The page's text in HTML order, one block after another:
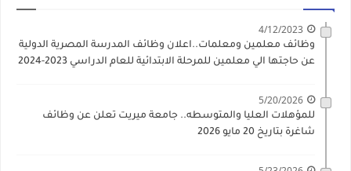
4/12/2023
وظائف معلمين ومعلمات..اعلان وظائف المدرسة المصرية الدولية
عن حاجتها الي معلمين للمرحلة الابتدائية للعام الدراسي 2023-2024
5/20/2026
للمؤهلات العليا والمتوسطه.. جامعة ميريت تعلن عن وظائف
شاغرة بتاريخ 20 مايو 2026